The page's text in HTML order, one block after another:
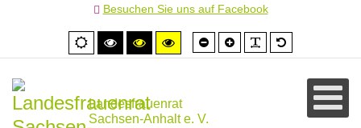
Besuchen Sie uns auf Facebook
Normale
Ansicht
Hoher
Kontrast
Hoher
Kontrast
Hoher
Kontrast
Schrift
kleiner
Schrift
größer
Landesfrauenrat
Sachsen-Anhalt e. V.